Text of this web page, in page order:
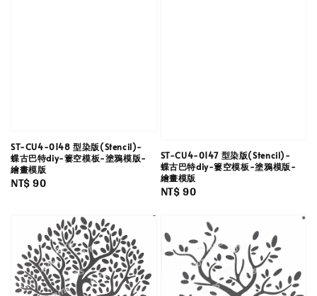
ST-CU4-0148 型染版(Stencil)-
蝶古巴特diy-簍空模板-塗鴉模版-
繪畫模版
Regular
NT$ 90
ST-CU4-0147 型染版(Stencil)-
蝶古巴特diy-簍空模板-塗鴉模版-
繪畫模版
Regular
NT$ 90